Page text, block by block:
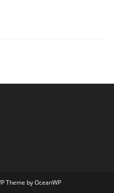
Theme by OceanWP